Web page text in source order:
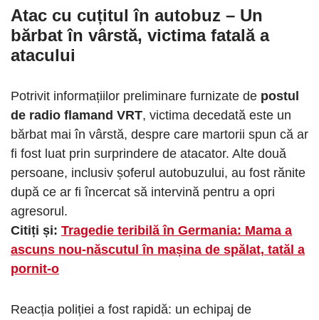
Atac cu cuțitul în autobuz – Un
bărbat în vârstă, victima fatală a
atacului
Potrivit informațiilor preliminare furnizate de postul
de radio flamand VRT, victima decedată este un
bărbat mai în vârstă, despre care martorii spun că ar
fi fost luat prin surprindere de atacator. Alte două
persoane, inclusiv șoferul autobuzului, au fost rănite
după ce ar fi încercat să intervină pentru a opri
agresorul.
Citiți și: Tragedie teribilă în Germania: Mama a
ascuns nou-născutul în mașina de spălat, tatăl a
pornit-o
Reacția poliției a fost rapidă: un echipaj de